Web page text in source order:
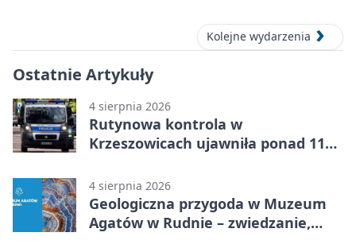
Kolejne wydarzenia
Ostatnie Artykuły
4 sierpnia 2026
Rutynowa kontrola w
Krzeszowicach ujawniła ponad 110
4 sierpnia 2026
Geologiczna przygoda w Muzeum
Agatów w Rudnie – zwiedzanie,